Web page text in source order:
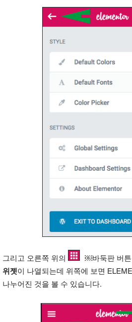
그리고 오른쪽 위의 ￼바둑판 버
위젯이 나열되는데 위쪽에 보면
나누어진 것을 볼 수 있습니다.